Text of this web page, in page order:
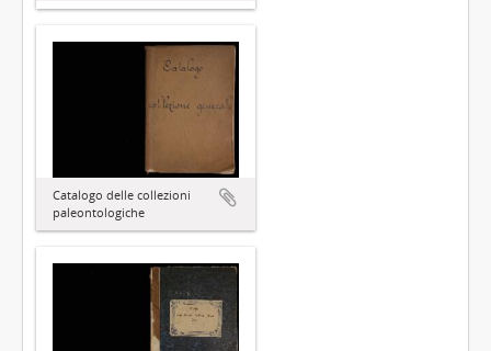
Catalogo delle collezioni
paleontologiche